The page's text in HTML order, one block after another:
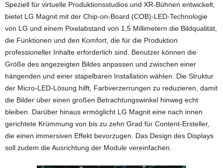
Speziell für virtuelle Produktionsstudios und XR-Bühnen entwickelt,
bietet LG Magnit mit der Chip-on-Board (COB)-LED-Technologie
von LG und einem Pixelabstand von 1,5 Millimetern die Bildqualität,
die Funktionen und den Komfort, die für die Produktion
professioneller Inhalte erforderlich sind. Benutzer können die
Größe des angezeigten Bildes anpassen und zwischen einer
hängenden und einer stapelbaren Installation wählen. Die Struktur
der Micro-LED-Lösung hilft, Farbverzerrungen zu reduzieren, damit
die Bilder über einen großen Betrachtungswinkel hinweg echt
bleiben. Darüber hinaus ermöglicht LG Magnit eine nach innen
gerichtete Krümmung von bis zu zehn Grad für Content-Ersteller,
die einen immersiven Effekt bevorzugen. Das Design des Displays
soll zudem die Ausrichtung der Module vereinfachen.